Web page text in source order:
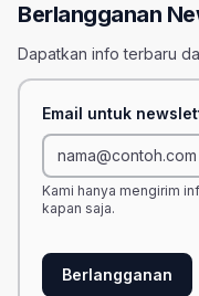
Berlangganan
Dapatkan info terbaru
Email untuk
Kami hanya mengirim
kapan saja.
Berlangganan